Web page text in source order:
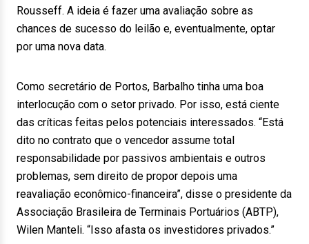
Rousseff. A ideia é fazer uma avaliação sobre as
chances de sucesso do leilão e, eventualmente, optar
por uma nova data.
Como secretário de Portos, Barbalho tinha uma boa
interlocução com o setor privado. Por isso, está ciente
das críticas feitas pelos potenciais interessados. “Está
dito no contrato que o vencedor assume total
responsabilidade por passivos ambientais e outros
problemas, sem direito de propor depois uma
reavaliação econômico-financeira”, disse o presidente da
Associação Brasileira de Terminais Portuários (ABTP),
Wilen Manteli. “Isso afasta os investidores privados.”